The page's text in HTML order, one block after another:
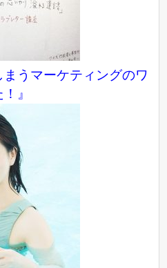
まうマーケティングのワ
』